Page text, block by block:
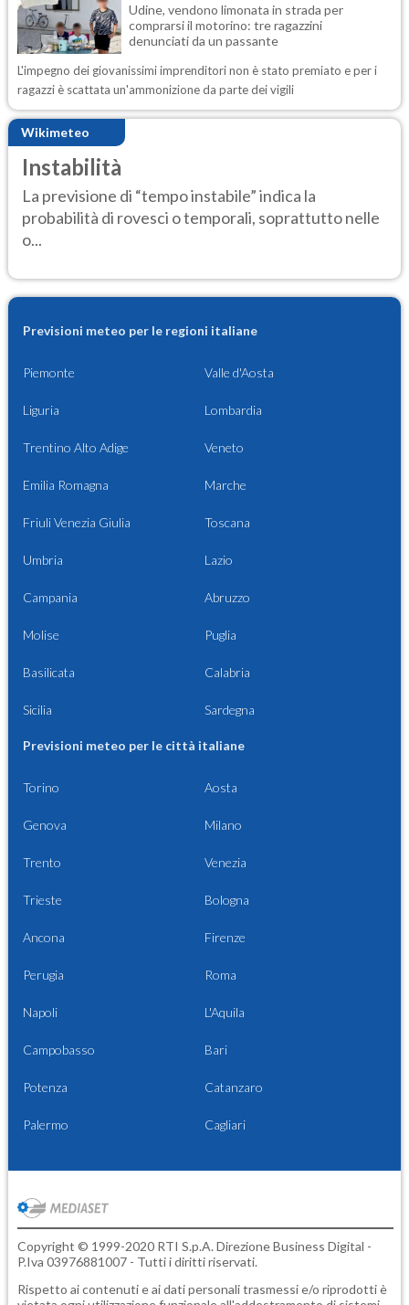
Udine, vendono limonata in strada per
comprarsi il motorino: tre ragazzini
denunciati da un passante
L'impegno dei giovanissimi imprenditori non è stato premiato e per i
ragazzi è scattata un'ammonizione da parte dei vigili
Wikimeteo
Instabilità
La previsione di “tempo instabile” indica la
probabilità di rovesci o temporali, soprattutto nelle
o...
Previsioni meteo per le regioni italiane
Piemonte Valle d'Aosta
Liguria Lombardia
Trentino Alto Adige Veneto
Emilia Romagna Marche
Friuli Venezia Giulia Toscana
Umbria Lazio
Campania Abruzzo
Molise Puglia
Basilicata Calabria
Sicilia Sardegna
Previsioni meteo per le città italiane
Torino Aosta
Genova Milano
Trento Venezia
Trieste Bologna
Ancona Firenze
Perugia Roma
Napoli L'Aquila
Campobasso Bari
Potenza Catanzaro
Palermo Cagliari
Copyright © 1999-2020 RTI S.p.A. Direzione Business Digital -
P.Iva 03976881007 - Tutti i diritti riservati.
Rispetto ai contenuti e ai dati personali trasmessi e/o riprodotti è